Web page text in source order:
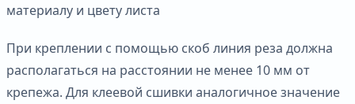
материалу и цвету листа
При креплении с помощью скоб линия реза должна
располагаться на расстоянии не менее 10 мм от
крепежа. Для клеевой сшивки аналогичное значение